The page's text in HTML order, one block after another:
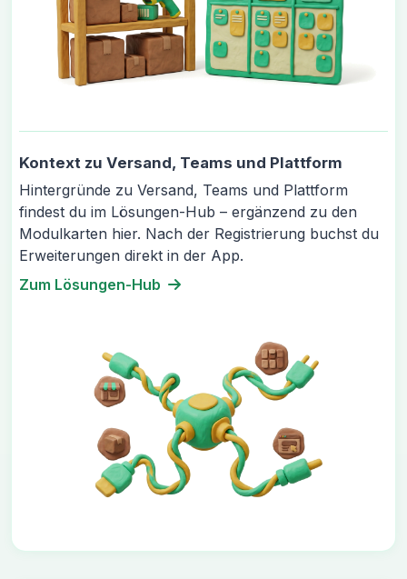
Kontext zu Versand, Teams und Plattform
Hintergründe zu Versand, Teams und Plattform
findest du im Lösungen-Hub – ergänzend zu den
Modulkarten hier. Nach der Registrierung buchst du
Erweiterungen direkt in der App.
Zum Lösungen-Hub